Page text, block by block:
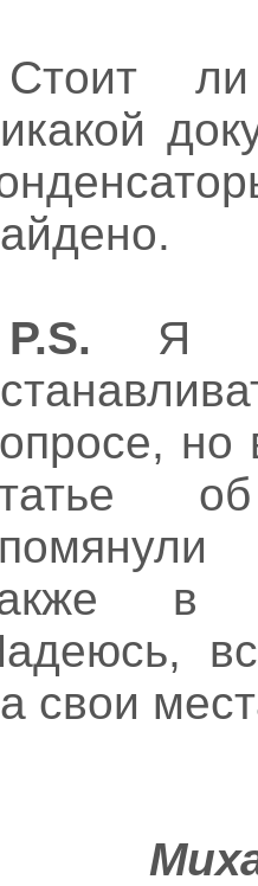
Стоит
P.S. Я
но
в
свои